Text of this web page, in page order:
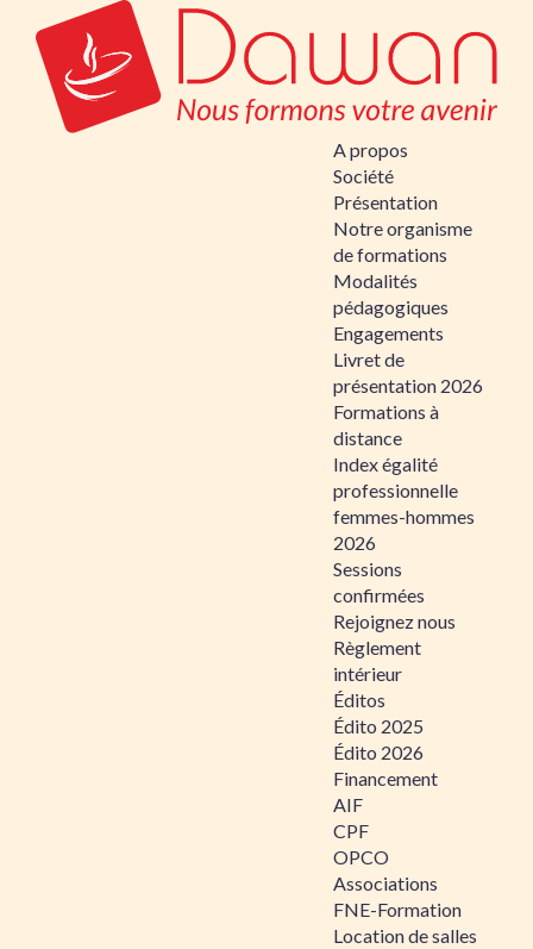
A propos
Société
Présentation
Notre organisme
de formations
Modalités
pédagogiques
Engagements
Livret de
présentation 2026
Formations à
distance
Index égalité
professionnelle
femmes-hommes
2026
Sessions
confirmées
Rejoignez nous
Règlement
intérieur
Éditos
Édito 2025
Édito 2026
Financement
AIF
CPF
OPCO
Associations
FNE-Formation
Location de salles